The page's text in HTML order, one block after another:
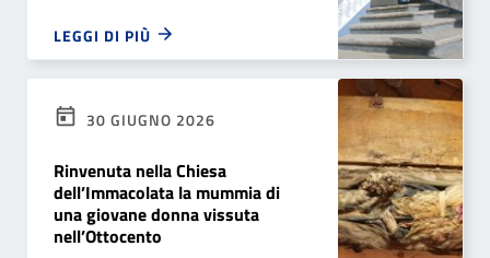
LEGGI DI PIÙ
30 GIUGNO 2026
Rinvenuta nella Chiesa
dell’Immacolata la mummia di
una giovane donna vissuta
nell’Ottocento